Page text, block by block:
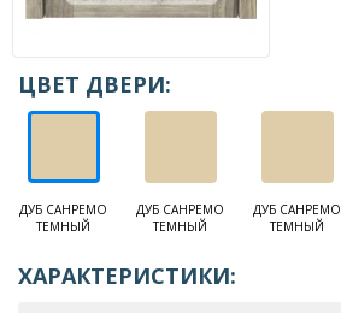
ЦВЕТ ДВЕРИ:
ДУБ САНРЕМО
ТЕМНЫЙ
ДУБ САНРЕМО
ТЕМНЫЙ
ДУБ САНРЕМО
ТЕМНЫЙ
ХАРАКТЕРИСТИКИ: